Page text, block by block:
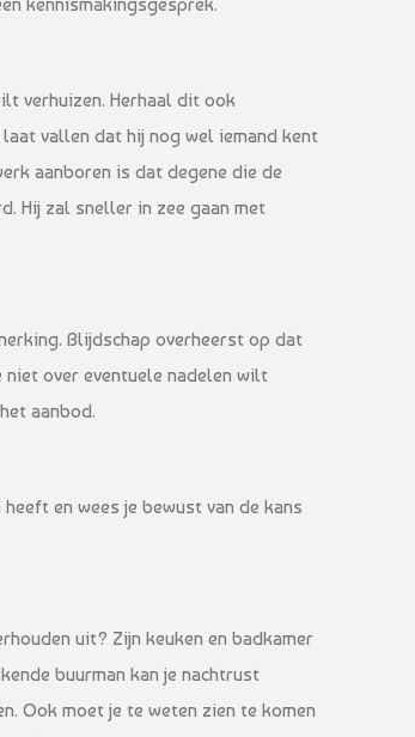
verhuizen. Herhaal dit ook
vallen dat hij nog wel iemand kent
aanboren is dat degene die de
Hij zal sneller in zee gaan met
Blijdschap overheerst op dat
over eventuele nadelen wilt
aanbod.
en wees je bewust van de kans
uit? Zijn keuken en badkamer
buurman kan je nachtrust
Ook moet je te weten zien te komen